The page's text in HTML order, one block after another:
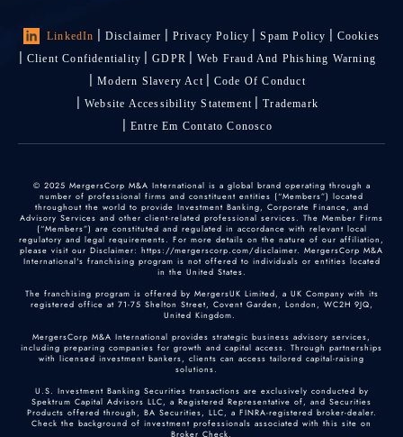
LinkedIn Disclaimer Privacy Policy Spam Policy
Cookies
Client Confidentiality
GDPR
Web Fraud And Phishing Warning
Modern Slavery Act
Code Of Conduct
Website Accessibility Statement
Trademark
Entre Em Contato Conosco
© 2025 MergersCorp M&A International is a global brand operating through a
number of professional firms and constituent entities (“Members”) located
throughout the world to provide Investment Banking, Corporate Finance, and
Advisory Services and other client-related professional services. The Member Firms
(“Members”) are constituted and regulated in accordance with relevant local
regulatory and legal requirements. For more details on the nature of our affiliation,
please visit our Disclaimer: https://mergerscorp.com/disclaimer. MergersCorp M&A
International's franchising program is not offered to individuals or entities located
in the United States.
The franchising program is offered by MergersUK Limited, a UK Company with its
registered office at 71-75 Shelton Street, Covent Garden, London, WC2H 9JQ,
United Kingdom.
MergersCorp M&A International provides strategic business advisory services,
including preparing companies for growth and capital access. Through partnerships
with licensed investment bankers, clients can access tailored capital-raising
solutions.
U.S. Investment Banking Securities transactions are exclusively conducted by
Spektrum Capital Advisors LLC, a Registered Representative of, and Securities
Products offered through, BA Securities, LLC, a FINRA-registered broker-dealer.
Check the background of investment professionals associated with this site on
Broker Check.